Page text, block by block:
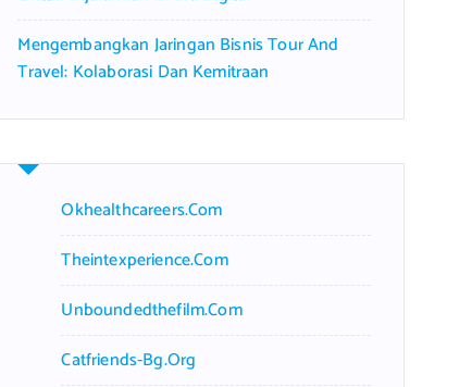
Mengembangkan Jaringan Bisnis Tour And
Travel: Kolaborasi Dan Kemitraan
Okhealthcareers.com
Theintexperience.com
Unboundedthefilm.com
Catfriends-Bg.org